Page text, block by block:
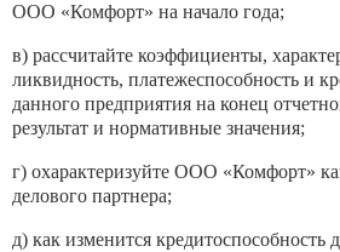
ООО «Комфорт» на начало года;
в) рассчитайте коэффициенты,
ликвидность, платежеспособность и
данного предприятия на конец
результат и нормативные значения;
г) охарактеризуйте ООО «Комфорт»
делового партнера;
д) как изменится кредитоспособность